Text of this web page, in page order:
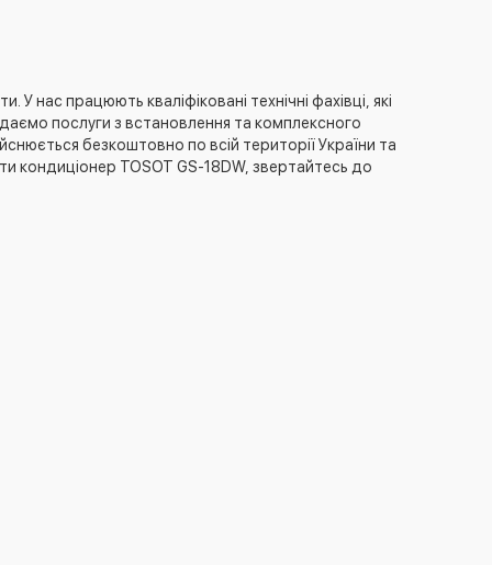
нас працюють кваліфіковані технічні фахівці, які
послуги з встановлення та комплексного
безкоштовно по всій території України та
кондиціонер TOSOT GS-18DW, звертайтесь до